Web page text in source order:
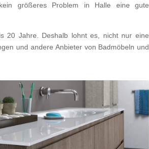
größeres Problem in Halle eine gute
20 Jahre. Deshalb lohnt es, nicht nur eine
und andere Anbieter von Badmöbeln und